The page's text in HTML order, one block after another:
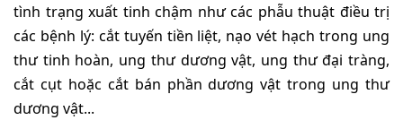
tình trạng xuất tinh chậm như các phẫu thuật điều trị
các bệnh lý: cắt tuyến tiền liệt, nạo vét hạch trong ung
thư tinh hoàn, ung thư dương vật, ung thư đại tràng,
cắt cụt hoặc cắt bán phần dương vật trong ung thư
dương vật...